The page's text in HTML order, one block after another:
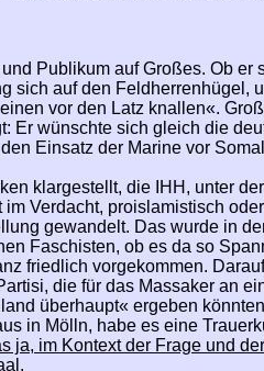
Publikum auf Großes. Ob
auf den
vor den Latz knallen«.
wünschte sich gleich die
Einsatz der Marine vor
klargestellt, die IHH, unter
Verdacht, proislamistisch
gewandelt. Das wurde in
Faschisten, ob es da so
friedlich vorgekommen.
die für das Massaker an
überhaupt« ergeben
in Mölln, habe es eine
ja, im Kontext der Frage und